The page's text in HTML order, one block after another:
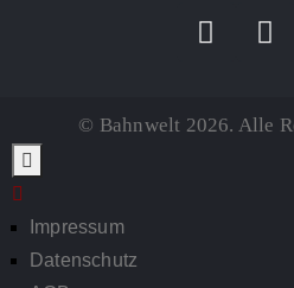
© Bahnwelt 2026. Alle
Impressum
Datenschutz